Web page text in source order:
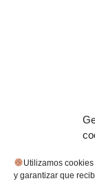
Utilizamos
y garantizar que